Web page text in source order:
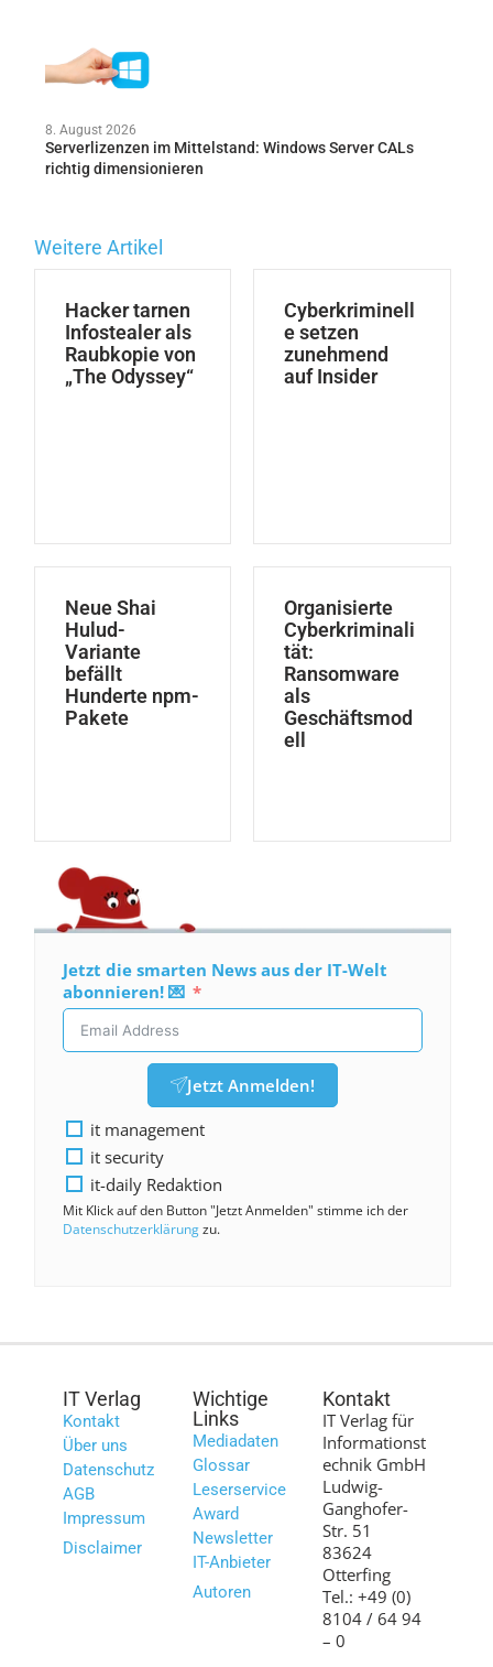
8. August 2026
Serverlizenzen im Mittelstand: Windows Server CALs
richtig dimensionieren
Weitere Artikel
Hacker tarnen
Infostealer als
Raubkopie von
„The Odyssey“
Cyberkriminell
e setzen
zunehmend
auf Insider
Neue Shai
Hulud-
Variante
befällt
Hunderte npm-
Pakete
Organisierte
Cyberkriminali
tät:
Ransomware
als
Geschäftsmod
ell
Jetzt die smarten News aus der IT-Welt
abonnieren! 💌
Jetzt Anmelden!
it management
it security
it-daily Redaktion
Mit Klick auf den Button "Jetzt Anmelden" stimme ich der
Datenschutzerklärungzu.
IT Verlag
Kontakt
Über uns
Datenschutz
AGB
Impressum
Disclaimer
Wichtige
Links
Mediadaten
Glossar
Leserservice
Award
Newsletter
IT-Anbieter
Autoren
Kontakt
IT Verlag für
Informationst
echnik GmbH
Ludwig-
Ganghofer-
Str. 51
83624
Otterfing
Tel.: +49 (0)
8104 / 64 94
– 0